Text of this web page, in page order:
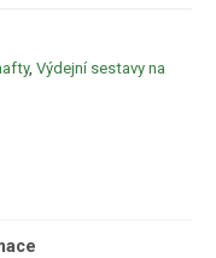
, Výdejní sestavy na